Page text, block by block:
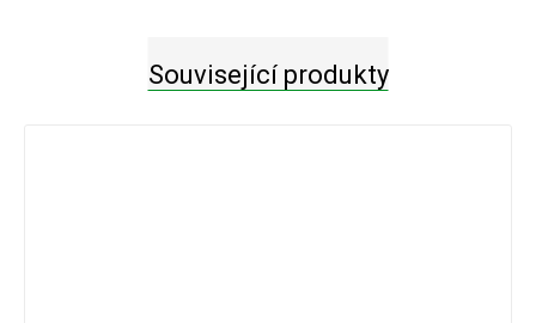
Související produkty